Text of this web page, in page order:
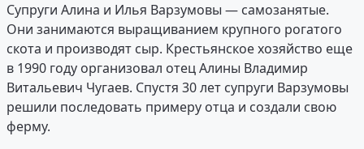
Супруги Алина и Илья Варзумовы — самозанятые.
Они занимаются выращиванием крупного рогатого
скота и производят сыр. Крестьянское хозяйство еще
в 1990 году организовал отец Алины Владимир
Витальевич Чугаев. Спустя 30 лет супруги Варзумовы
решили последовать примеру отца и создали свою
ферму.